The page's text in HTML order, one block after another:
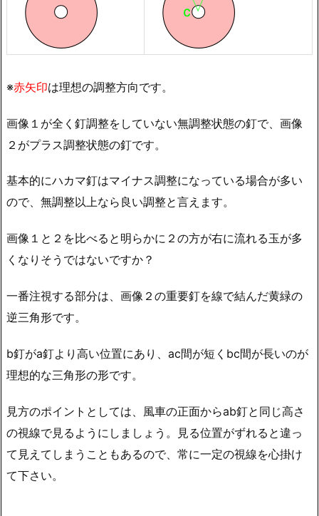
※赤矢印は理想の調整方向です。
画像１が全く釘調整をしていない無調整状態の釘で、画像
２がプラス調整状態の釘です。
基本的にハカマ釘はマイナス調整になっている場合が多い
ので、無調整以上なら良い調整と言えます。
画像１と２を比べると明らかに２の方が右に流れる玉が多
くなりそうではないですか？
一番注視する部分は、画像２の重要釘を線で結んだ黄緑の
逆三角形です。
b釘がa釘より高い位置にあり、ac間が短くbc間が長いのが
理想的な三角形の形です。
見方のポイントとしては、風車の正面からab釘と同じ高さ
の視線で見るようにしましょう。見る位置がずれると違っ
て見えてしまうこともあるので、常に一定の視線を心掛け
て下さい。